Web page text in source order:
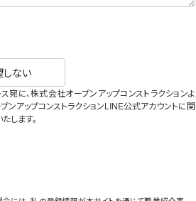
しない
に、株式会社オープンアップコンストラクションよ
ンアップコンストラクションLINE公式アカウントに関
します。